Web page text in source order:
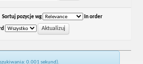
Sortuj pozycje wg In order
0.001 sekund).